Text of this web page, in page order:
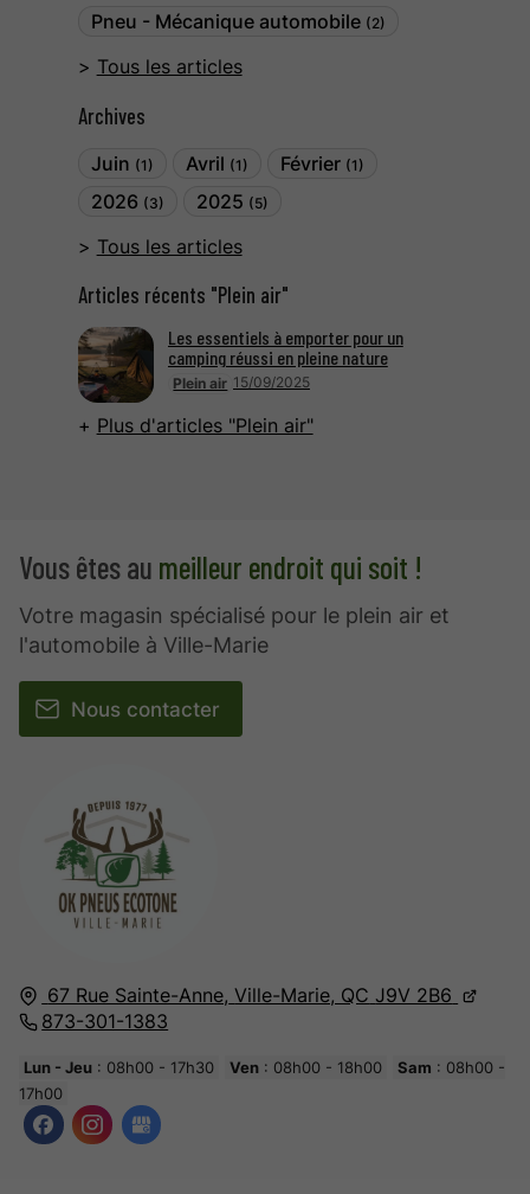
Pneu - Mécanique automobile (2)
Tous les articles
Archives
Juin (1) Avril (1) Février (1)
2026 (3) 2025 (5)
Tous les articles
Articles récents "Plein air"
Plein air 15/09/2025
Les essentiels à emporter pour un
camping réussi en pleine nature
Plus d'articles "Plein air"
67 Rue Sainte-Anne, Ville-Marie, QC J9V 2B6
873-301-1383
Lun - Jeu : 08h00 - 17h30 Ven : 08h00 - 18h00 Sam : 08h00 -
17h00
Vous êtes au meilleur endroit qui soit !
Votre magasin spécialisé pour le plein air et
l'automobile à Ville-Marie
Nous contacter